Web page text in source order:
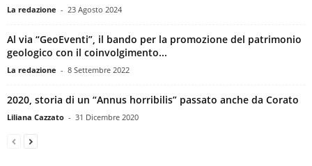
La redazione - 23 Agosto 2024
Al via “GeoEventi”, il bando per la promozione del patrimonio
geologico con il coinvolgimento...
La redazione - 8 Settembre 2022
2020, storia di un “Annus horribilis” passato anche da Corato
Liliana Cazzato - 31 Dicembre 2020